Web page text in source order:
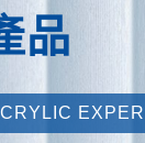
品